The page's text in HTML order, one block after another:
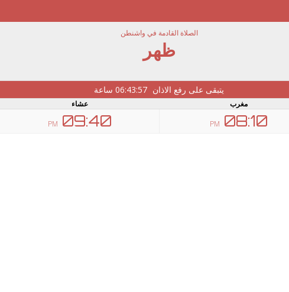
الصلاة القادمة في واشنطن
ظهر
يتبقى على رفع الاذان 06:43:56 ساعة
مغرب عشاء
08:10
PM
09:40
PM